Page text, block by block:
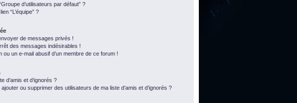
d’utilisateurs par défaut” ?
“L’équipe” ?
de messages privés !
des messages indésirables !
ou un e-mail abusif d’un membre de ce forum !
d’amis et d’ignorés ?
ou supprimer des utilisateurs de ma liste d’amis et d’ignorés ?